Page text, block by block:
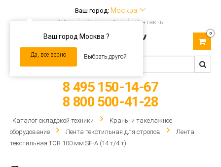
Ваш город: Москва
Ваш город Москва ?
Да, все верно Выбрать другой
Войти Карта сайта Контакты
navigation
0
8 495 150-14-67
8 800 500-41-28
Каталог складской техники
Краны и такелажное
оборудование
Лента текстильная для стропов
Лента
текстильная TOR 100 мм SF-A (14 т/4 т)